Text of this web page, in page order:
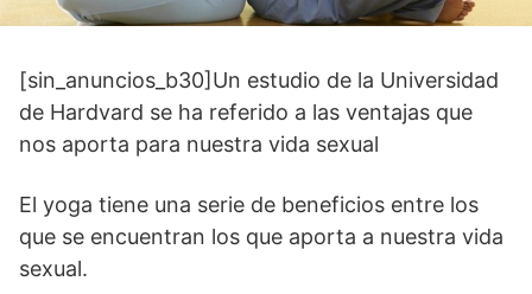
[sin_anuncios_b30]Un estudio de la Universidad
de Hardvard se ha referido a las ventajas que
nos aporta para nuestra vida sexual
El yoga tiene una serie de beneficios entre los
que se encuentran los que aporta a nuestra vida
sexual.